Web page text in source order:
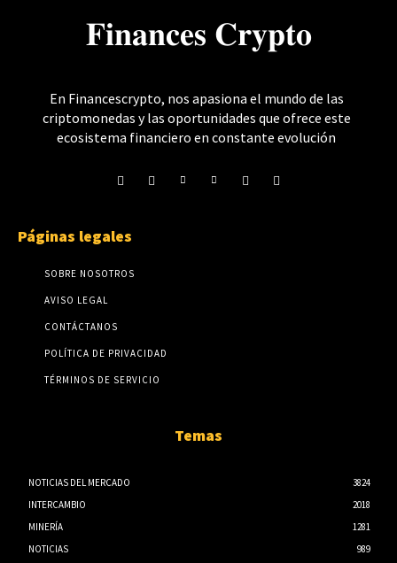
𝐅𝐢𝐧𝐚𝐧𝐜𝐞𝐬 𝐂𝐫𝐲𝐩𝐭𝐨
En Financescrypto, nos apasiona el mundo de las
criptomonedas y las oportunidades que ofrece este
ecosistema financiero en constante evolución
Páginas legales
SOBRE NOSOTROS
AVISO LEGAL
CONTÁCTANOS
POLÍTICA DE PRIVACIDAD
TÉRMINOS DE SERVICIO
Temas
NOTICIAS DEL MERCADO
3824
INTERCAMBIO
2018
MINERÍA
1281
NOTICIAS
989